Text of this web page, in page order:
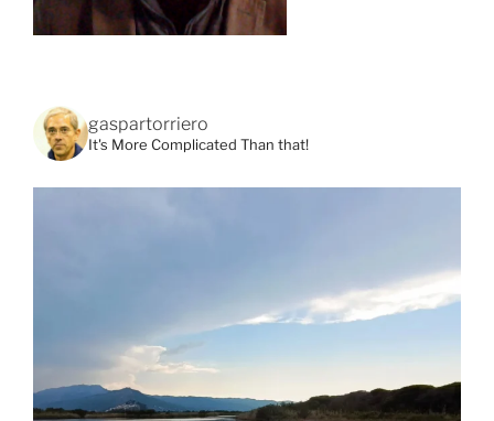
gaspartorriero
It's More Complicated Than that!